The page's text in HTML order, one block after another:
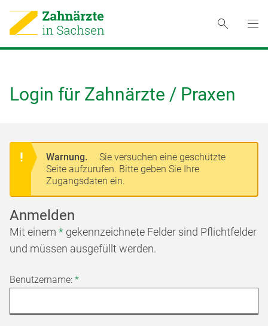
Login für Zahnärzte / Praxen
Warnung.
Sie versuchen eine geschützte
Seite aufzurufen. Bitte geben Sie Ihre
Zugangsdaten ein.
Anmelden
Mit einem * gekennzeichnete Felder sind Pflichtfelder
und müssen ausgefüllt werden.
Benutzername: *